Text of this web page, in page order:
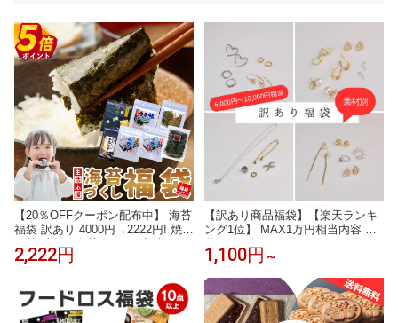
【20％OFFクーポン配布中】 海苔
福袋 訳あり 4000円→2222円! 焼き
海苔 味付け海苔 塩のり 七味 のり
バラエティ セット 食品 焼きのり
分 2026 食品ロス 削減 フードロス
詰め合わせ 生活応援 送料無料 小
分け 食べ物 もみのり おにぎり
2,222円
【訳あり商品福袋】【楽天ランキ
ング1位】 MAX1万円相当内容 福
袋 ハッピーバッグ まだまだ使え
る 人気商品もたくさん ajiro F001
1,100円 ～